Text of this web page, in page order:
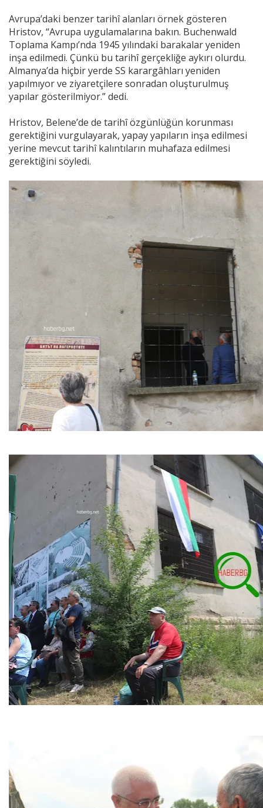
Avrupa’daki benzer tarihî alanları örnek gösteren
Hristov, “Avrupa uygulamalarına bakın. Buchenwald
Toplama Kampı’nda 1945 yılındaki barakalar yeniden
inşa edilmedi. Çünkü bu tarihî gerçekliğe aykırı olurdu.
Almanya’da hiçbir yerde SS karargâhları yeniden
yapılmıyor ve ziyaretçilere sonradan oluşturulmuş
yapılar gösterilmiyor.” dedi.
Hristov, Belene’de de tarihî özgünlüğün korunması
gerektiğini vurgulayarak, yapay yapıların inşa edilmesi
yerine mevcut tarihî kalıntıların muhafaza edilmesi
gerektiğini söyledi.